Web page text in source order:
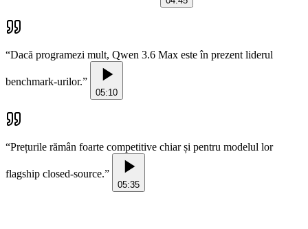
“Dacă programezi mult, Qwen 3.6 Max este în prezent liderul
benchmark-urilor.”
05:10
“Prețurile rămân foarte competitive chiar și pentru modelul lor
flagship closed-source.”
05:35